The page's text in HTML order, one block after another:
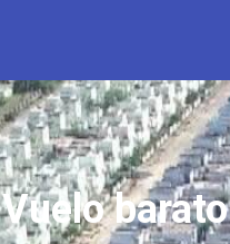
Vuelo